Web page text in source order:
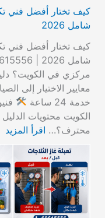
كيف تختار أفضل فني
شامل 2026
كيف تختار أفضل فني
معايير الاختيار إلى
خدمة 24 ساعة
الكويت محتويات
محترف؟… اقرأ المزيد